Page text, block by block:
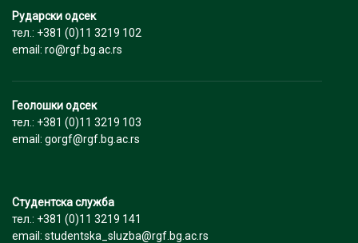
Рударски одсек
тел.: +381 (0)11 3219 102
email: ro@rgf.bg.ac.rs
Геолошки одсек
тел.: +381 (0)11 3219 103
email: gorgf@rgf.bg.ac.rs
Студентска служба
тел.: +381 (0)11 3219 141
email: studentska_sluzba@rgf.bg.ac.rs